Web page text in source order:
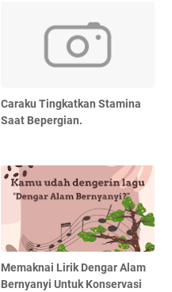
Caraku Tingkatkan Stamina
Saat Bepergian.
Memaknai Lirik Dengar Alam
Bernyanyi Untuk Konservasi